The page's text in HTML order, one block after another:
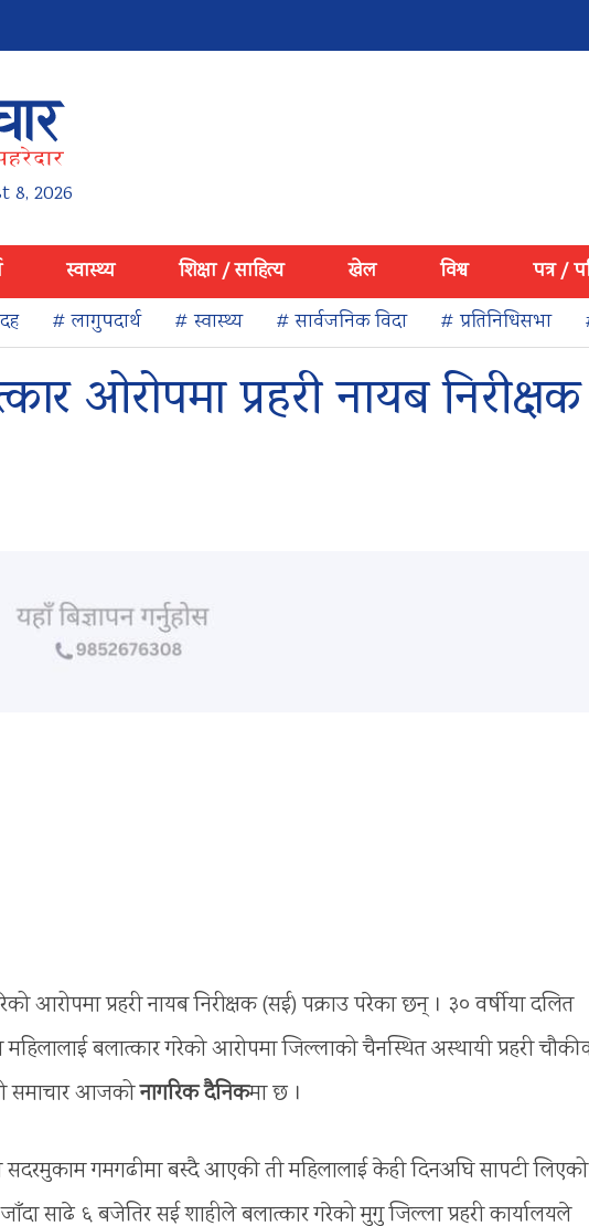
8, 2026
स्वास्थ्य शिक्षा / साहित्य खेल विश्व पत्र /
# लागुपदार्थ # स्वास्थ्य # सार्वजनिक विदा # प्रतिनिधिसभा
ओरोपमा प्रहरी नायब निरीक्षक
आरोपमा प्रहरी नायब निरीक्षक (सई) पक्राउ परेका छन् । ३० वर्षीया दलित
बलात्कार गरेको आरोपमा जिल्लाको चैनस्थित अस्थायी प्रहरी
यो समाचार आजकोनागरिक दैनिकमा छ ।
सदरमुकाम गमगढीमा बस्दै आएकी ती महिलालाई केही दिनअघि सापटी लिएको
साढे ६ बजेतिर सई शाहीले बलात्कार गरेको मुगु जिल्ला प्रहरी कार्यालयले